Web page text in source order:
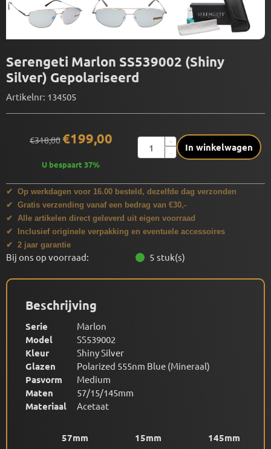
Serengeti Marlon SS539002 (Shiny
Silver) Gepolariseerd
Artikelnr: 134505
€318,00 €199,00
U bespaart37%
Aantal
+
-
In winkelwagen
✔ Op werkdagen voor 16.00 besteld, dezelfde dag verzonden
✔ Gratis verzending vanaf een bedrag van €30,-
✔ Alle artikelen direct geleverd uit eigen voorraad
✔ Inclusief originele verpakking en eventuele accessoires
✔ 2 jaar garantie
Bij ons op voorraad: 5 stuk(s)
Beschrijving
Serie Marlon
Model SS539002
Kleur Shiny Silver
Glazen Polarized 555nm Blue (Mineraal)
Pasvorm Medium
Maten 57/15/145mm
Materiaal Acetaat
57mm 15mm 145mm